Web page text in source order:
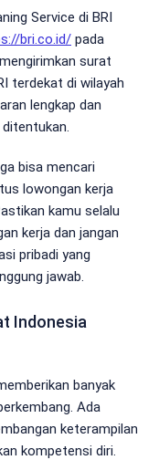
Service di BRI
bri.co.id/ pada
surat
terdekat di wilayah
lengkap dan
bisa mencari
lowongan kerja
kamu selalu
kerja dan jangan
pribadi yang
jawab.
Indonesia
banyak
Ada
keterampilan
kompetensi diri.